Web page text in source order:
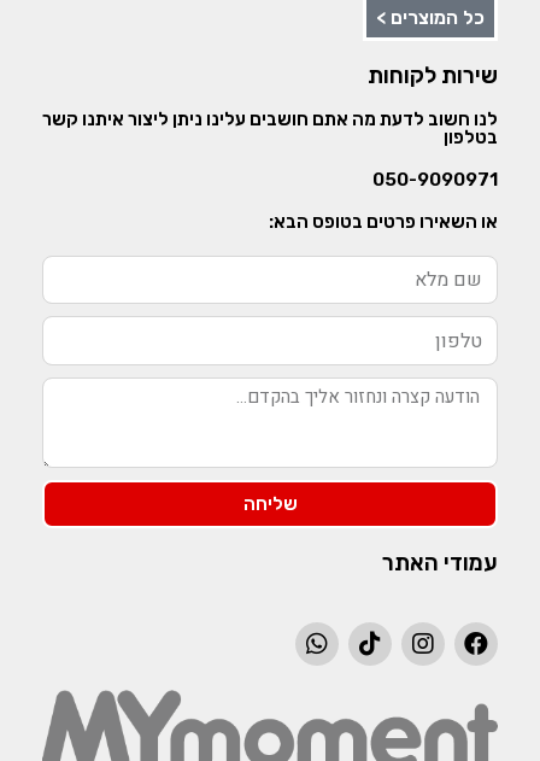
כל המוצרים >
שירות לקוחות
לנו חשוב לדעת מה אתם חושבים עלינו ניתן ליצור איתנו קשר
בטלפון
050-9090971
או השאירו פרטים בטופס הבא:
שליחה
עמודי האתר